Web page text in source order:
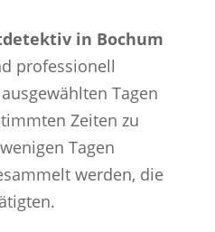
in Bochum
professionell
Tagen
Zeiten zu
Tagen
werden, die